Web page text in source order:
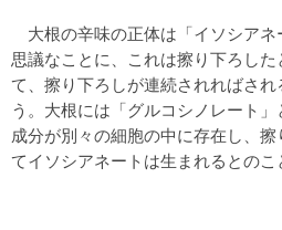
大根の辛味の正体は「イソシアネ
思議なことに、これは擦り下ろし
て、擦り下ろしが連続されればさ
う。大根には「グルコシノレート
成分が別々の細胞の中に存在し、
てイソシアネートは生まれるとのこ